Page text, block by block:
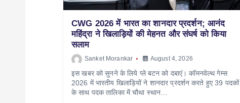
CWG 2026 में भारत का शानदार प्रदर्शन; आनंद
महिंद्रा ने खिलाड़ियों की मेहनत और संघर्ष को किया
सलाम
Sanket Morankar August 4, 2026
इस खबर को सुनने के लिये प्ले बटन को दबाएं। कॉमनवेल्थ गेम्स
2026 में भारतीय खिलाड़ियों ने शानदार प्रदर्शन करते हुए 39 पदकों
के साथ पदक तालिका में चौथा स्थान…